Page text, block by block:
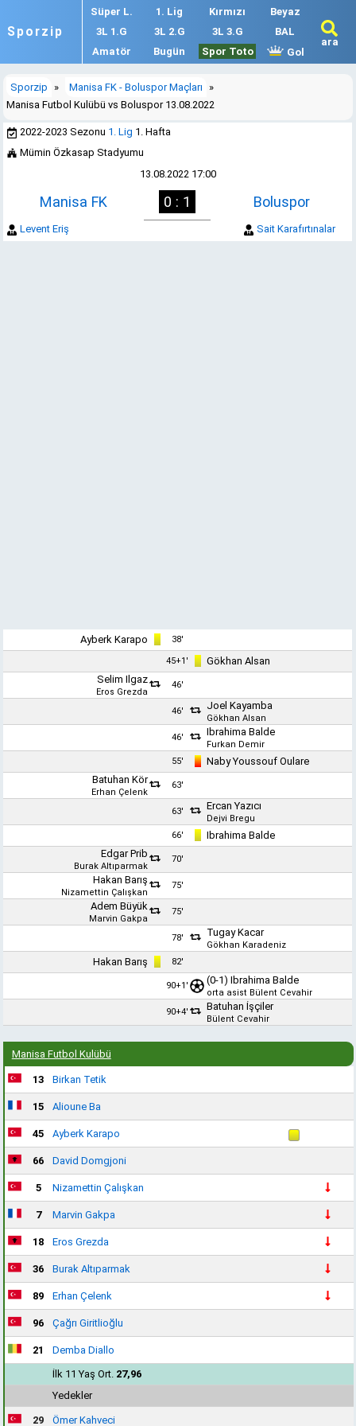
Sporzip
Süper L. 1. Lig Kırmızı
Beyaz
3L 1.G
3L 2.G 3L 3.G
BAL
Amatör
Bugün Spor Toto Gol
ara
Sporzip » Manisa FK - Boluspor Maçları
»
Manisa Futbol Kulübü vs Boluspor 13.08.2022
2022-2023 Sezonu 1. Lig 1. Hafta
Mümin Özkasap Stadyumu
13.08.2022 17:00
Manisa FK 0 : 1 Boluspor
Levent Eriş Sait Karafırtınalar
Ayberk Karapo 38'
45+1'
Gökhan Alsan
Selim Ilgaz
Eros Grezda
46'
46' Joel Kayamba
Gökhan Alsan
46'
Ibrahima Balde
Furkan Demir
55'
Naby Youssouf Oulare
Batuhan Kör
Erhan Çelenk
63'
63' Ercan Yazıcı
Dejvi Bregu
66'
Ibrahima Balde
Edgar Prib
Burak Altıparmak
70'
Hakan Barış
Nizamettin Çalışkan
75'
Adem Büyük
Marvin Gakpa
75'
78' Tugay Kacar
Gökhan Karadeniz
Hakan Barış 82'
90+1' (0-1)Ibrahima Balde
orta asist Bülent Cevahir
90+4'
Batuhan İşçiler
Bülent Cevahir
Manisa Futbol Kulübü
13 Birkan Tetik
15 Alioune Ba
45 Ayberk Karapo
66 David Domgjoni
5 Nizamettin Çalışkan
7 Marvin Gakpa
18 Eros Grezda
36 Burak Altıparmak
89 Erhan Çelenk
96 Çağrı Giritlioğlu
21
Demba Diallo
İlk 11 Yaş Ort. 27,96
Yedekler
29 Ömer Kahveci